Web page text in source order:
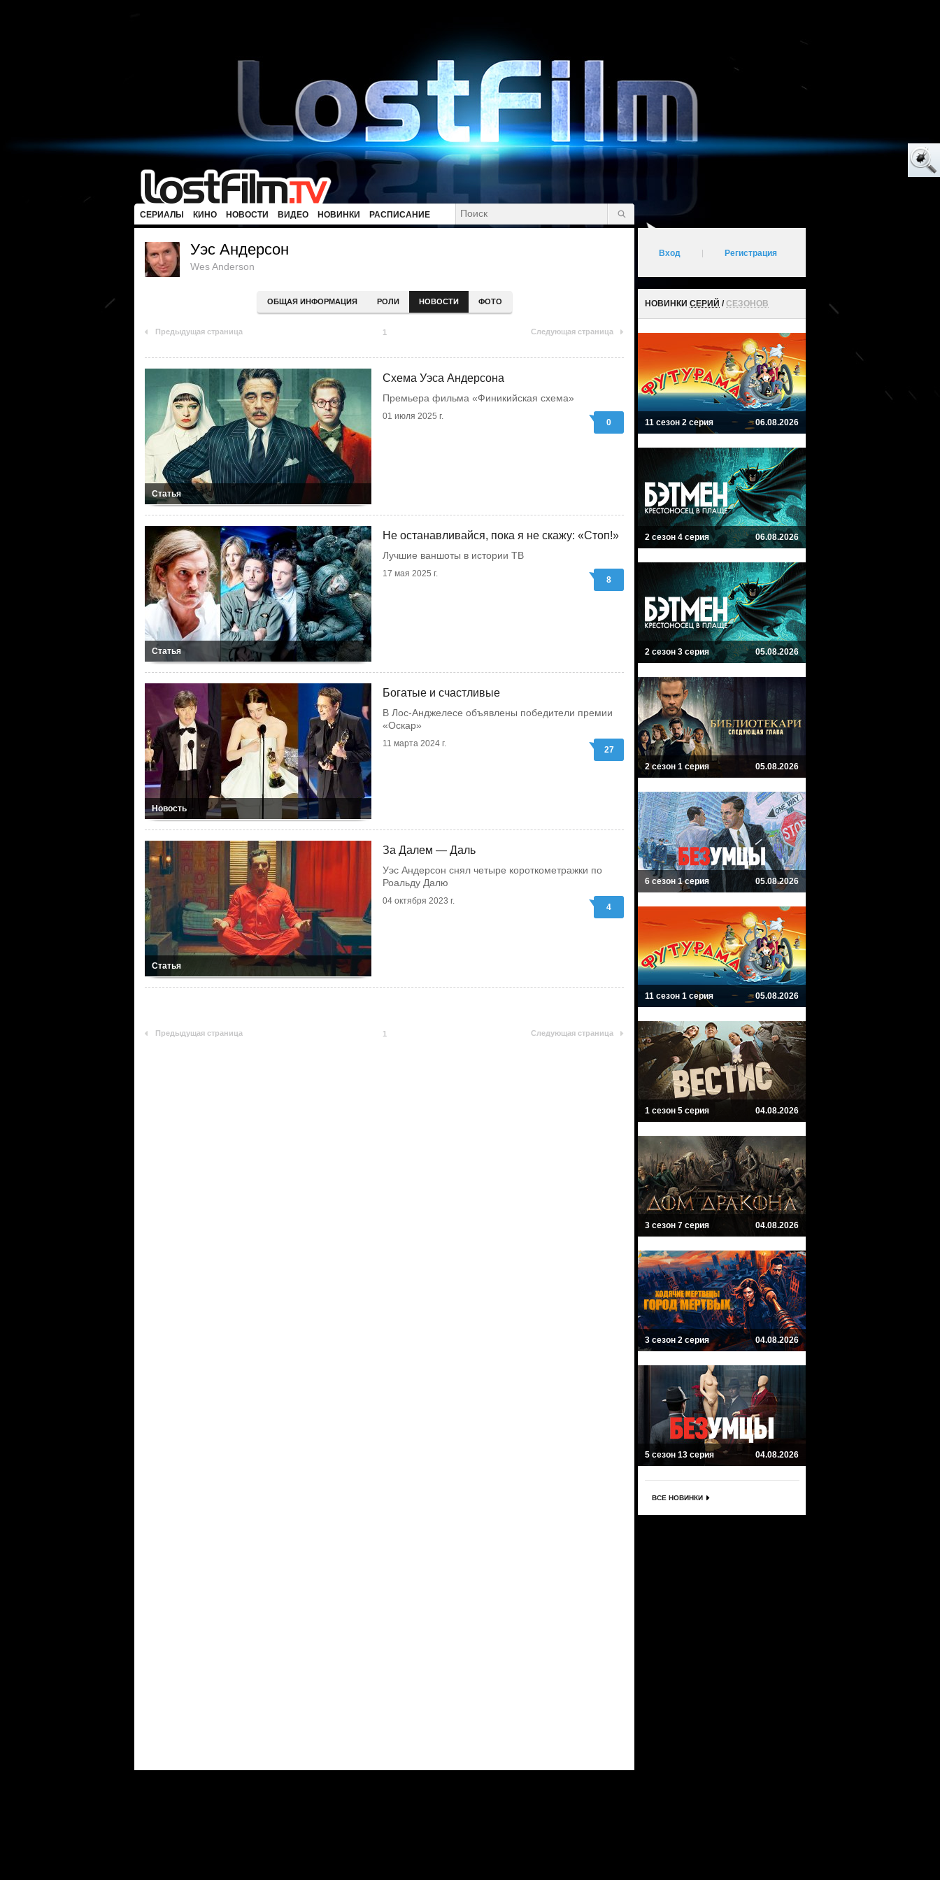
СЕРИАЛЫ КИНО НОВОСТИ ВИДЕО НОВИНКИ РАСПИСАНИЕ
Уэс Андерсон
Wes Anderson
ОБЩАЯ ИНФОРМАЦИЯ РОЛИ НОВОСТИ ФОТО
Предыдущая страница 1 Следующая страница
Статья
Схема Уэса Андерсона
Премьера фильма «Финикийская схема»
01 июля 2025 г.
0
Статья
Не останавливайся, пока я не скажу: «Стоп!»
Лучшие ваншоты в истории ТВ
17 мая 2025 г.
8
Новость
Богатые и счастливые
В Лос-Анджелесе объявлены победители премии
«Оскар»
11 марта 2024 г.
27
Статья
За Далем — Даль
Уэс Андерсон снял четыре короткометражки по
Роальду Далю
04 октября 2023 г.
4
Предыдущая страница 1 Следующая страница
Вход Регистрация
НОВИНКИ СЕРИЙ /СЕЗОНОВ
11 сезон 2 серия 06.08.2026
2 сезон 4 серия 06.08.2026
2 сезон 3 серия 05.08.2026
2 сезон 1 серия 05.08.2026
6 сезон 1 серия 05.08.2026
11 сезон 1 серия 05.08.2026
1 сезон 5 серия 04.08.2026
3 сезон 7 серия 04.08.2026
3 сезон 2 серия 04.08.2026
5 сезон 13 серия 04.08.2026
ВСЕ НОВИНКИ